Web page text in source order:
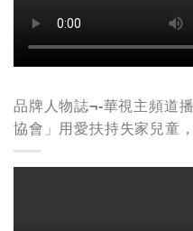
品牌人物誌¬-華視主頻道
協會」用愛扶持失家兒童